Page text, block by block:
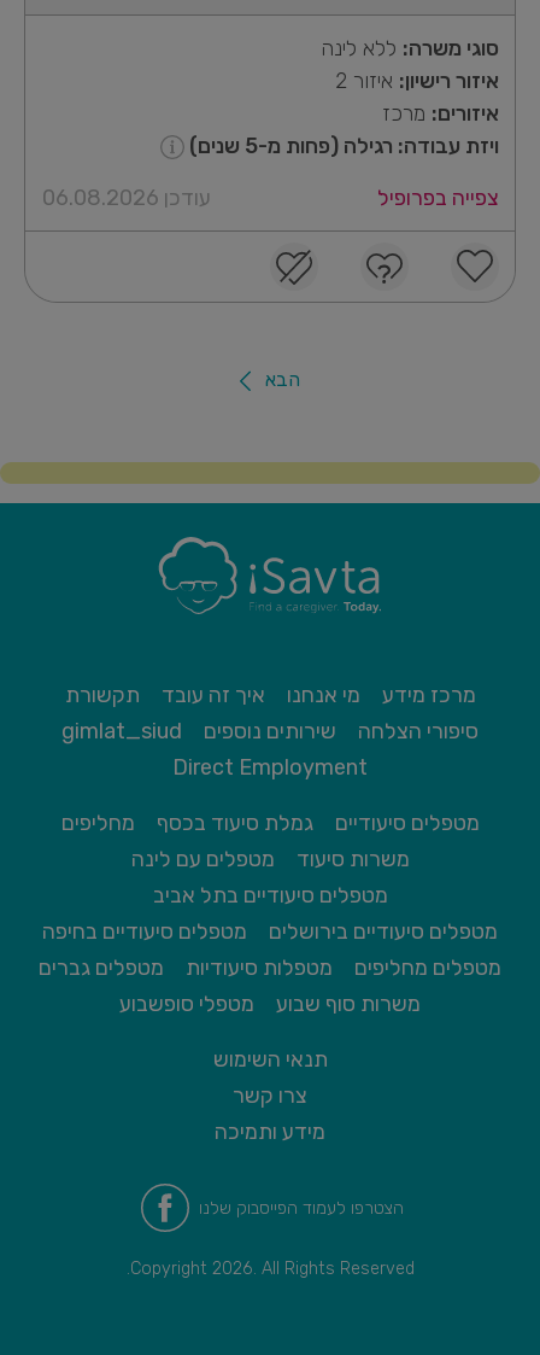
סוגי משרה: ללא לינה
איזור רישיון: איזור 2
איזורים: מרכז
ויזת עבודה: רגילה (פחות מ-5 שנים)
צפייה בפרופיל
עודכן 06.08.2026
הבא
מרכז מידע מי אנחנו איך זה עובד
תקשורת
סיפורי הצלחה
שירותים נוספים
gimlat_siud
Direct Employment
מטפלים סיעודיים גמלת סיעוד בכסף
מחליפים
משרות סיעוד
מטפלים עם לינה
מטפלים סיעודיים בתל אביב
מטפלים סיעודיים בירושלים
מטפלים סיעודיים בחיפה
מטפלים מחליפים
מטפלות סיעודיות
מטפלים גברים
משרות סוף שבוע
מטפלי סופשבוע
תנאי השימוש
צרו קשר
מידע ותמיכה
הצטרפו לעמוד הפייסבוק שלנו
Copyright 2026. All Rights Reserved.